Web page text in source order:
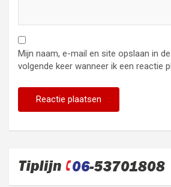
Mijn naam, e-mail en site opslaan in
volgende keer wanneer ik een reactie